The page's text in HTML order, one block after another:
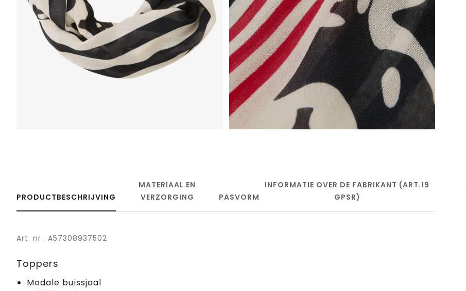
PRODUCTBESCHRIJVING
MATERIAAL EN
VERZORGING
PASVORM
INFORMATIE OVER DE FABRIKANT (ART.19
GPSR)
Art. nr.: A57308937502
Toppers
Modale buissjaal